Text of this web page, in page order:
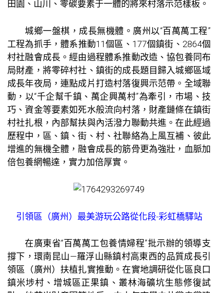
田園、山川、零碳要素于一體的將來村落示范樣板。
城鄉一盤棋，成長無機體。廣州以“百萬萬工程”
工程為抓手，體系推動11個區、177個鎮街、2864個
村社融會成長。經由過程體系推動改造、協包養同布
局財產，將零碎村社、鎮街的成長題目歸入城鄉區域
成長年夜局，連點成片打造村落復興示范帶。全域聯
動，以“千企幫千鎮、萬企興萬村”為牽引，市場、技
巧、資金等要素如死水般流向村落，財產鏈條在鎮街
村社扎根，內部幫扶與內活潑力聯動共進。在此經過
歷程中，區、鎮、街、村、社聯絡為上風互補、彼此
增進的無機全體，融會成長的筋骨更為強壯，血脈加
倍包養網暢達，實力加倍厚實。
引領區（廣州）最美游玩公路從化段-彩虹橋驛站
在廣東省“百萬萬工包養情婦程”批示辦的領導支
撐下，環南昆山—羅浮山縣鎮村高東西的品質成長引
領區（廣州）扶植扎實推動。在實地調研從化區良口
鎮米埗村、增城區正果鎮、叢林海礦坑生態修復試